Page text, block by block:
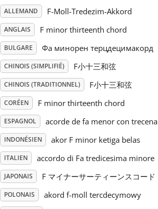
Svenska
Tiếng Việt
简体中文
繁體中文
ALLEMAND F-Moll-Tredezim-Akkord
ANGLAIS F minor thirteenth chord
BULGARE Фа минорен терцдецимакорд
CHINOIS (SIMPLIFIÉ) F小十三和弦
CHINOIS (TRADITIONNEL) F小十三和弦
CORÉEN F minor thirteenth chord
ESPAGNOL acorde de fa menor con trecena
INDONÉSIEN akor F minor ketiga belas
ITALIEN accordo di Fa tredicesima minore
JAPONAIS F マイナーサーティーンスコード
POLONAIS akord f-moll tercdecymowy